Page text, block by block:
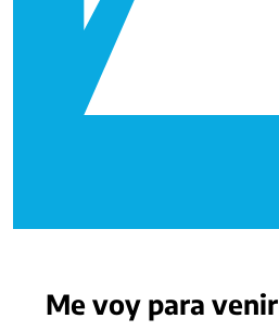
Me voy para venir